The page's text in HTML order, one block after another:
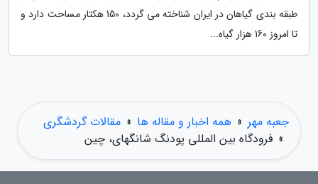
طبقه بندی گیاهان در ایران شناخته می گردد، 150 هکتار مساحت دارد و
تا امروز 160 هزار گیاه...
جعبه مهر » همه اخبار و مقاله ها » مقالات گردشگری
» فرودگاه بین المللی پودنگ شانگهای، چین